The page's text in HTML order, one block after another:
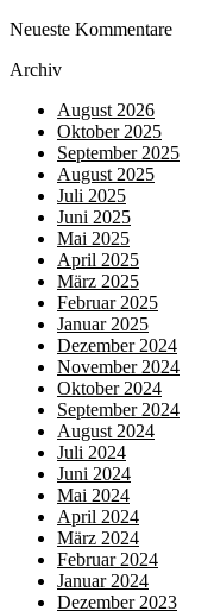
Neueste Kommentare
Archiv
August 2026
Oktober 2025
September 2025
August 2025
Juli 2025
Juni 2025
Mai 2025
April 2025
März 2025
Februar 2025
Januar 2025
Dezember 2024
November 2024
Oktober 2024
September 2024
August 2024
Juli 2024
Juni 2024
Mai 2024
April 2024
März 2024
Februar 2024
Januar 2024
Dezember 2023